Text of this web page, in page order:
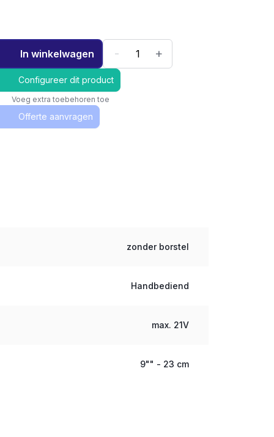
In winkelwagen - +
Configureer dit product
Voeg extra toebehoren toe
Offerte aanvragen
zonder borstel
Handbediend
max. 21V
9"" - 23 cm